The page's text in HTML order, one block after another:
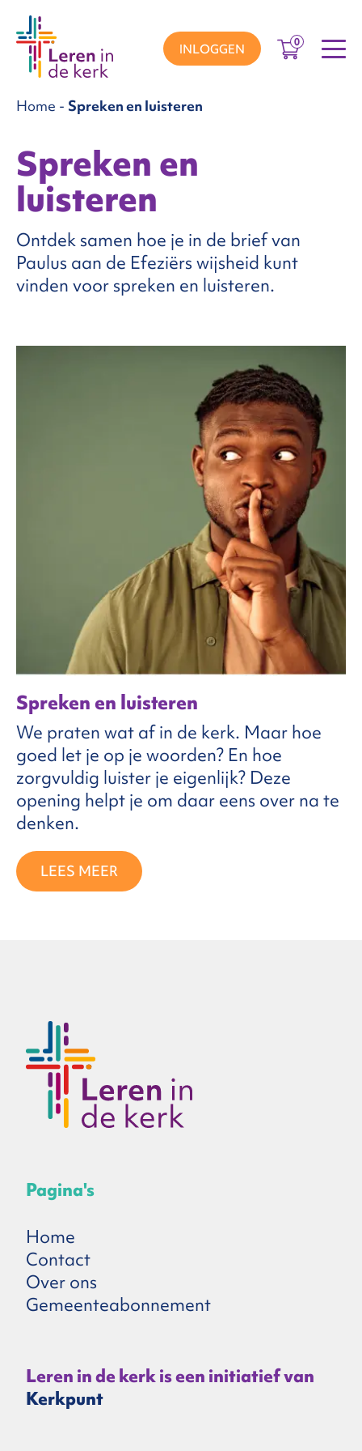
INLOGGEN 0
Home - Spreken en luisteren
Spreken en
luisteren
Ontdek samen hoe je in de brief van
Paulus aan de Efeziërs wijsheid kunt
vinden voor spreken en luisteren.
Spreken en luisteren
We praten wat af in de kerk. Maar hoe
goed let je op je woorden? En hoe
zorgvuldig luister je eigenlijk? Deze
opening helpt je om daar eens over na te
denken.
LEES MEER
Pagina's
Home
Contact
Over ons
Gemeenteabonnement
Leren in de kerk is een initiatief van
Kerkpunt